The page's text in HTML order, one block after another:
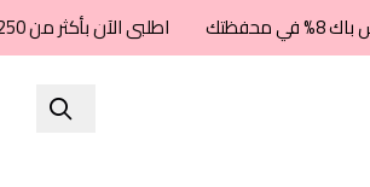
اطلبى الآن بأكثر من 250 ريال واستمتعى بشحن مجاني + كاش باك 8% في محفظتك